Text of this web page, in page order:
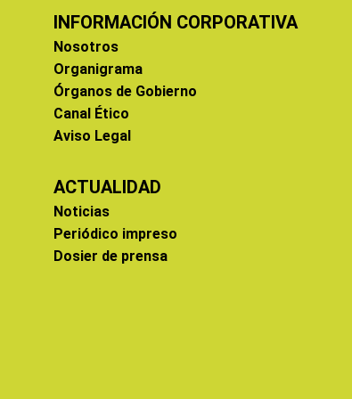
INFORMACIÓN CORPORATIVA
Nosotros
Organigrama
Órganos de Gobierno
Canal Ético
Aviso Legal
ACTUALIDAD
Noticias
Periódico impreso
Dosier de prensa